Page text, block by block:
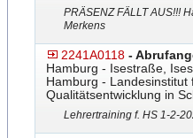
PRÄSENZ FÄLLT AUS!!!
Merkens
2241A0118 -
Hamburg - Isestraße,
Hamburg - Landesinstitut
Qualitätsentwicklung in
Lehrertraining f. HS 1-2-